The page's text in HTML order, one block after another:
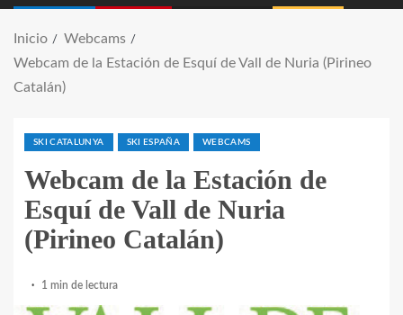
Inicio
Webcams
Webcam de la Estación de Esquí de Vall de Nuria (Pirineo
Catalán)
SKI CATALUNYA SKI ESPAÑA WEBCAMS
Webcam de la Estación de
Esquí de Vall de Nuria
(Pirineo Catalán)
1 min de lectura